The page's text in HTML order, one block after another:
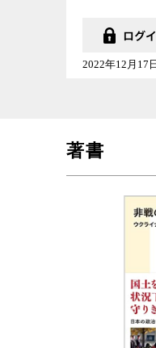
2022年12月17日
著書